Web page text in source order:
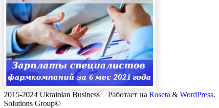
Работает на Roseta & WordPress.
2015-2024 Ukrainian Business
Solutions Group©